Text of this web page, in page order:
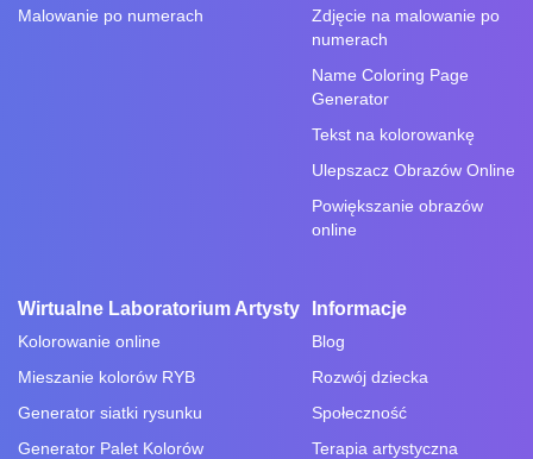
Malowanie po numerach
Zdjęcie na malowanie po
numerach
Name Coloring Page
Generator
Tekst na kolorowankę
Ulepszacz Obrazów Online
Powiększanie obrazów
online
Wirtualne Laboratorium Artysty
Kolorowanie online
Mieszanie kolorów RYB
Generator siatki rysunku
Generator Palet Kolorów
Informacje
Blog
Rozwój dziecka
Społeczność
Terapia artystyczna